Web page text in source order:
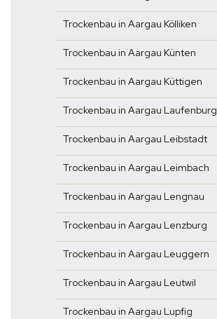
Trockenbau in Aargau Kölliken
Trockenbau in Aargau Künten
Trockenbau in Aargau Küttigen
Trockenbau in Aargau Laufenburg
Trockenbau in Aargau Leibstadt
Trockenbau in Aargau Leimbach
Trockenbau in Aargau Lengnau
Trockenbau in Aargau Lenzburg
Trockenbau in Aargau Leuggern
Trockenbau in Aargau Leutwil
Trockenbau in Aargau Lupfig